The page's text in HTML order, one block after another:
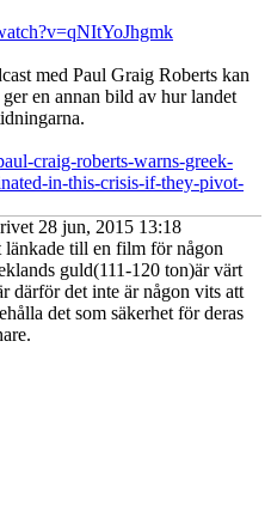
med Paul Graig Roberts kan
en annan bild av hur landet
craig-roberts-warns-greek-
in-this-crisis-if-they-pivot-
28 jun, 2015 13:18
länkade till en film för någon
guld(111-120 ton)är värt
därför det inte är någon vits att
det som säkerhet för deras